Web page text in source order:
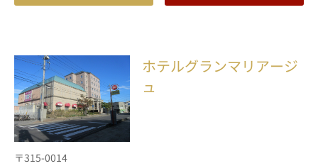
ホテルグランマリアージ
ュ
〒315-0014